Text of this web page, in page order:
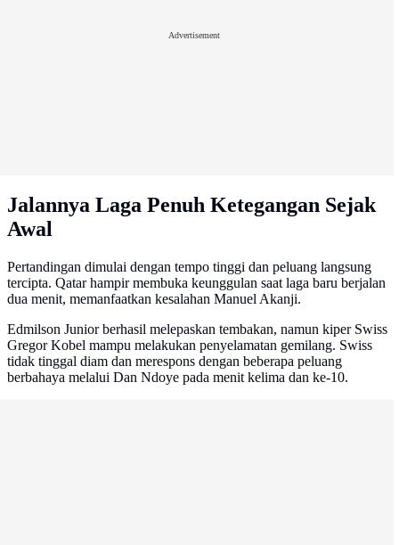
Advertisement
Jalannya Laga Penuh Ketegangan Sejak
Awal
Pertandingan dimulai dengan tempo tinggi dan peluang langsung
tercipta. Qatar hampir membuka keunggulan saat laga baru berjalan
dua menit, memanfaatkan kesalahan Manuel Akanji.
Edmilson Junior berhasil melepaskan tembakan, namun kiper Swiss
Gregor Kobel mampu melakukan penyelamatan gemilang. Swiss
tidak tinggal diam dan merespons dengan beberapa peluang
berbahaya melalui Dan Ndoye pada menit kelima dan ke-10.